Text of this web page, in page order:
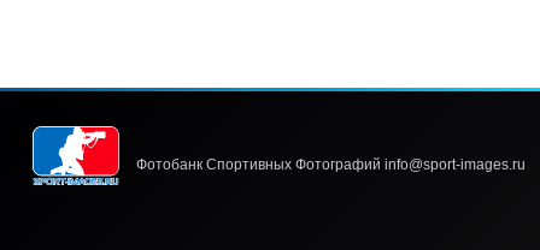
Фотобанк Спортивных Фотографий info@sport-images.ru